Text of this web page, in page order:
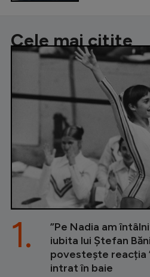
Cele mai citite
”Pe Nadia am
iubita lui Ștefan
povestește reacția
intrat în baie
1.